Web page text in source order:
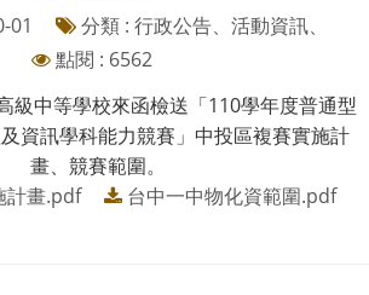
01
分類 : 行政公告、活動資訊、
點閱 : 6562
級中等學校來函檢送「110學年度普通型
資訊學科能力競賽」中投區複賽實施計
畫、競賽範圍。
計畫.pdf
台中一中物化資範圍.pdf